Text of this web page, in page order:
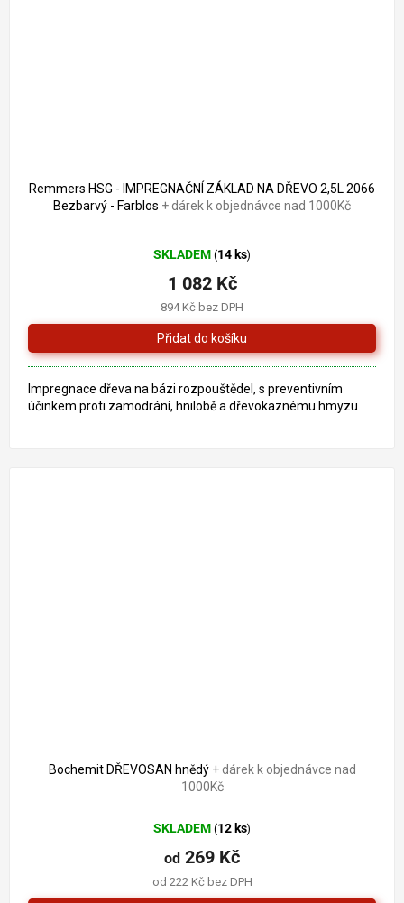
Remmers HSG - IMPREGNAČNÍ ZÁKLAD NA DŘEVO 2,5L 2066
Bezbarvý - Farblos + dárek k objednávce nad 1000Kč
hodnocení
produktu
je
5,0
z
5
hvězdiček.
SKLADEM (14 ks)
894 Kč bez DPH
1 082 Kč
Impregnace dřeva na bázi rozpouštědel, s preventivním
účinkem proti zamodrání, hnilobě a dřevokaznému hmyzu
Bochemit DŘEVOSAN hnědý + dárek k objednávce nad
1000Kč
SKLADEM (12 ks)
od 222 Kč bez DPH
od 269 Kč